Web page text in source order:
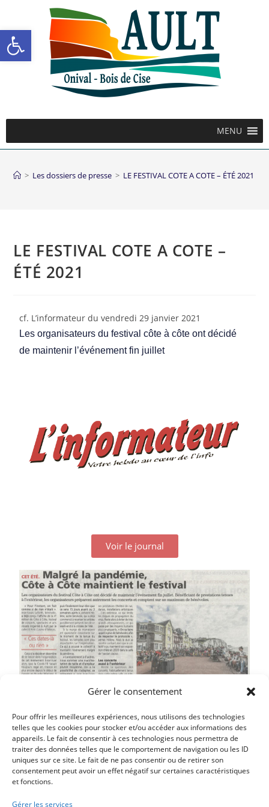
Ouvrir la barre d’outils
Gérer le consentement
Pour offrir les meilleures expériences, nous utilisons des technologies
telles que les cookies pour stocker et/ou accéder aux informations des
appareils. Le fait de consentir à ces technologies nous permettra de
traiter des données telles que le comportement de navigation ou les ID
uniques sur ce site. Le fait de ne pas consentir ou de retirer son
consentement peut avoir un effet négatif sur certaines caractéristiques
et fonctions.
Gérer les services
MENU
> Les dossiers de presse > LE FESTIVAL COTE A COTE – ÉTÉ 2021
LE FESTIVAL COTE A COTE –
ÉTÉ 2021
cf. L’informateur du vendredi 29 janvier 2021
Les organisateurs du festival côte à côte ont décidé
de maintenir l’événement fin juillet
Voir le journal
Article précédent